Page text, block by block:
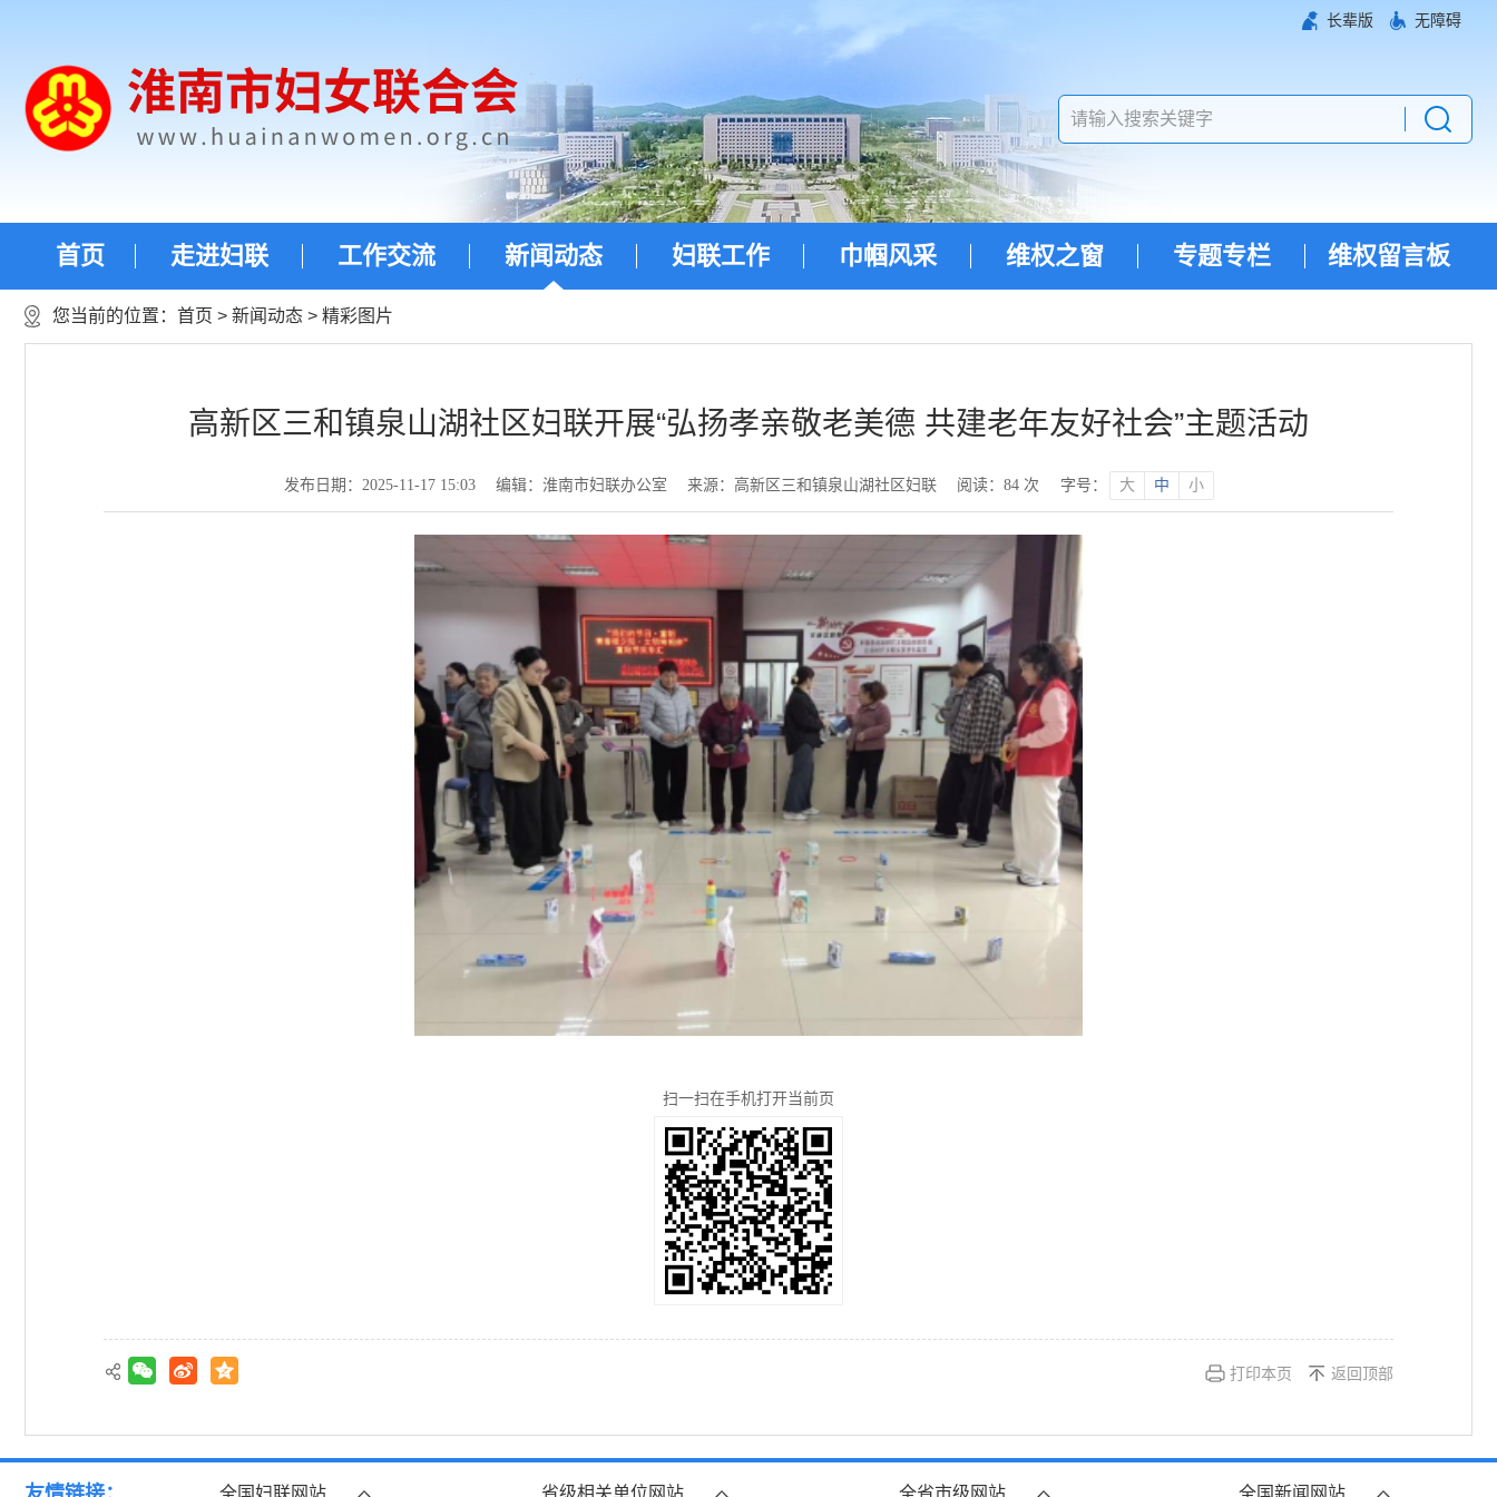
长辈版 无障碍
首页 走进妇联 工作交流 新闻动态 妇联工作 巾帼风采 维权之窗 专题专栏 维权留言板
您当前的位置： 首页 > 新闻动态 > 精彩图片
高新区三和镇泉山湖社区妇联开展“弘扬孝亲敬老美德 共建老年友好社会”主题活动
发布日期：2025-11-17 15:03 编辑：淮南市妇联办公室 来源：高新区三和镇泉山湖社区妇联 阅读： 84次 字号： 大 中 小
扫一扫在手机打开当前页
打印本页 返回顶部
全国妇联网站 省级相关单位网站 全省市级网站 全国新闻网站